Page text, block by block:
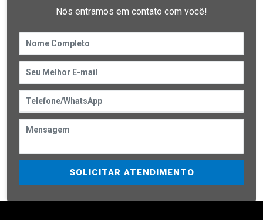
Nós entramos em contato com você!
SOLICITAR ATENDIMENTO